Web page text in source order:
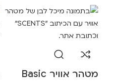
מטהר אוויר Basic